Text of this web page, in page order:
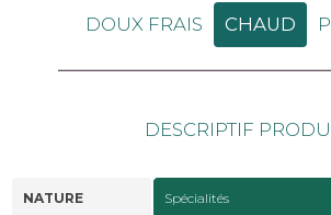
DOUX FRAIS CHAUD
DESCRIPTIF
NATURE Spécialités